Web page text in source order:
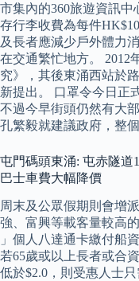
市集內的360旅遊資訊
存行李收費為每件
及長者應減少戶外體力
在交通繁忙地方。 2012
究》，其後東涌西站於
新提出。 口罩令今日正
不過今早街頭仍然有大
孔繁毅就建議政府，整
屯門碼頭東涌: 屯赤隧道
巴士車費大幅降價
周末及公眾假期則會增
強、富興等載客量較高
」個人八達通卡繳付船
若65歲或以上長者或合
低於$2.0，則受惠人士